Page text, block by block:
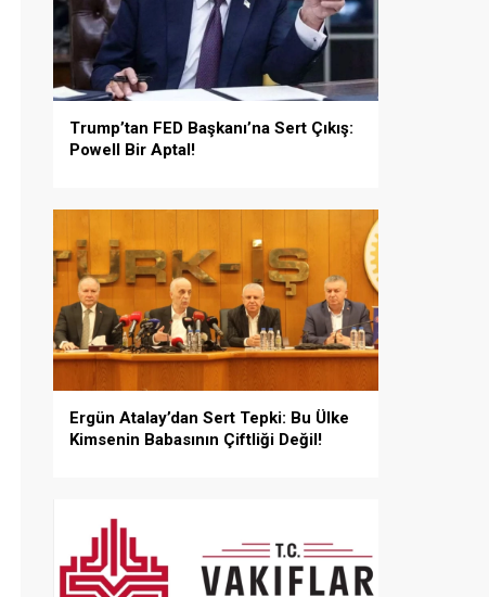
Trump’tan FED Başkanı’na Sert Çıkış:
Powell Bir Aptal!
Ergün Atalay’dan Sert Tepki: Bu Ülke
Kimsenin Babasının Çiftliği Değil!